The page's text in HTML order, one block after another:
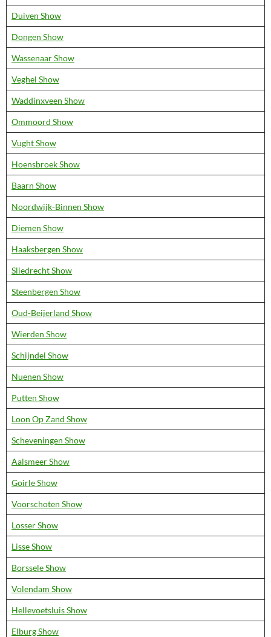
Duiven Show
Dongen Show
Wassenaar Show
Veghel Show
Waddinxveen Show
Ommoord Show
Vught Show
Hoensbroek Show
Baarn Show
Noordwijk-Binnen Show
Diemen Show
Haaksbergen Show
Sliedrecht Show
Steenbergen Show
Oud-Beijerland Show
Wierden Show
Schijndel Show
Nuenen Show
Putten Show
Loon Op Zand Show
Scheveningen Show
Aalsmeer Show
Goirle Show
Voorschoten Show
Losser Show
Lisse Show
Borssele Show
Volendam Show
Hellevoetsluis Show
Elburg Show